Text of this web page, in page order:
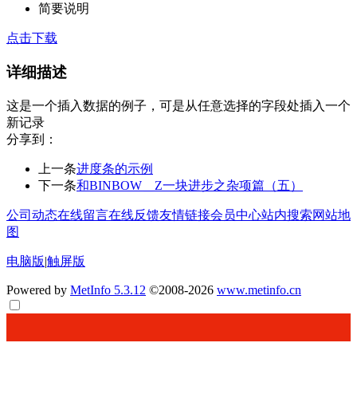
简要说明
点击下载
详细描述
这是一个插入数据的例子，可是从任意选择的字段处插入一个
新记录
分享到：
上一条进度条的示例
下一条和BINBOW＿Z一块进步之杂项篇（五）
公司动态在线留言在线反馈友情链接会员中心站内搜索网站地
图
电脑版|触屏版
Powered by MetInfo 5.3.12 ©2008-2026 www.metinfo.cn